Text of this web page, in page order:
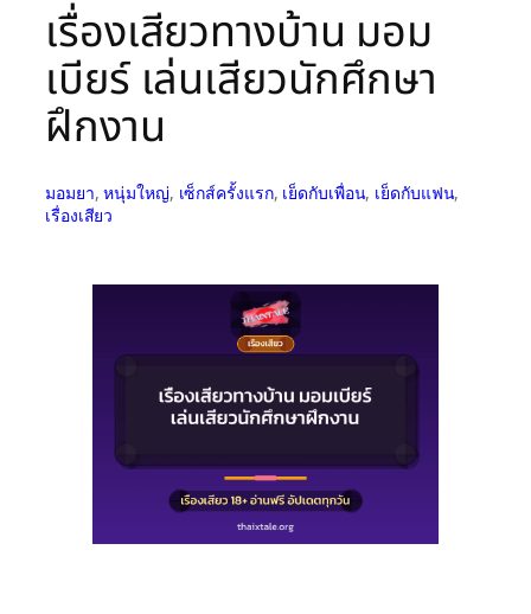
เรื่องเสียวทางบ้าน มอม
เบียร์ เล่นเสียวนักศึกษา
ฝึกงาน
มอมยา, หนุ่มใหญ่, เซ็กส์ครั้งแรก, เย็ดกับเพื่อน, เย็ดกับแฟน
เรื่องเสียว